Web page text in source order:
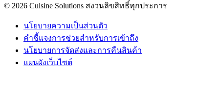
© 2026 Cuisine Solutions สงวนลิขสิทธิ์ทุกประการ
นโยบายความเป็นส่วนตัว
คําชี้แจงการช่วยสําหรับการเข้าถึง
นโยบายการจัดส่งและการคืนสินค้า
แผนผังเว็บไซต์